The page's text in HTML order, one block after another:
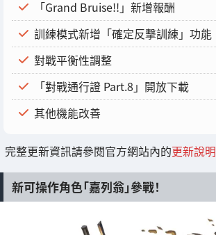
「Grand Bruise!!」新增報酬
訓練模式新增「確定反擊訓練」功能
對戰平衡性調整
「對戰通行證 Part.8」開放下載
其他機能改善
完整更新資訊請參閱官方網站內的更新說明
新可操作角色「嘉列翁」參戰！